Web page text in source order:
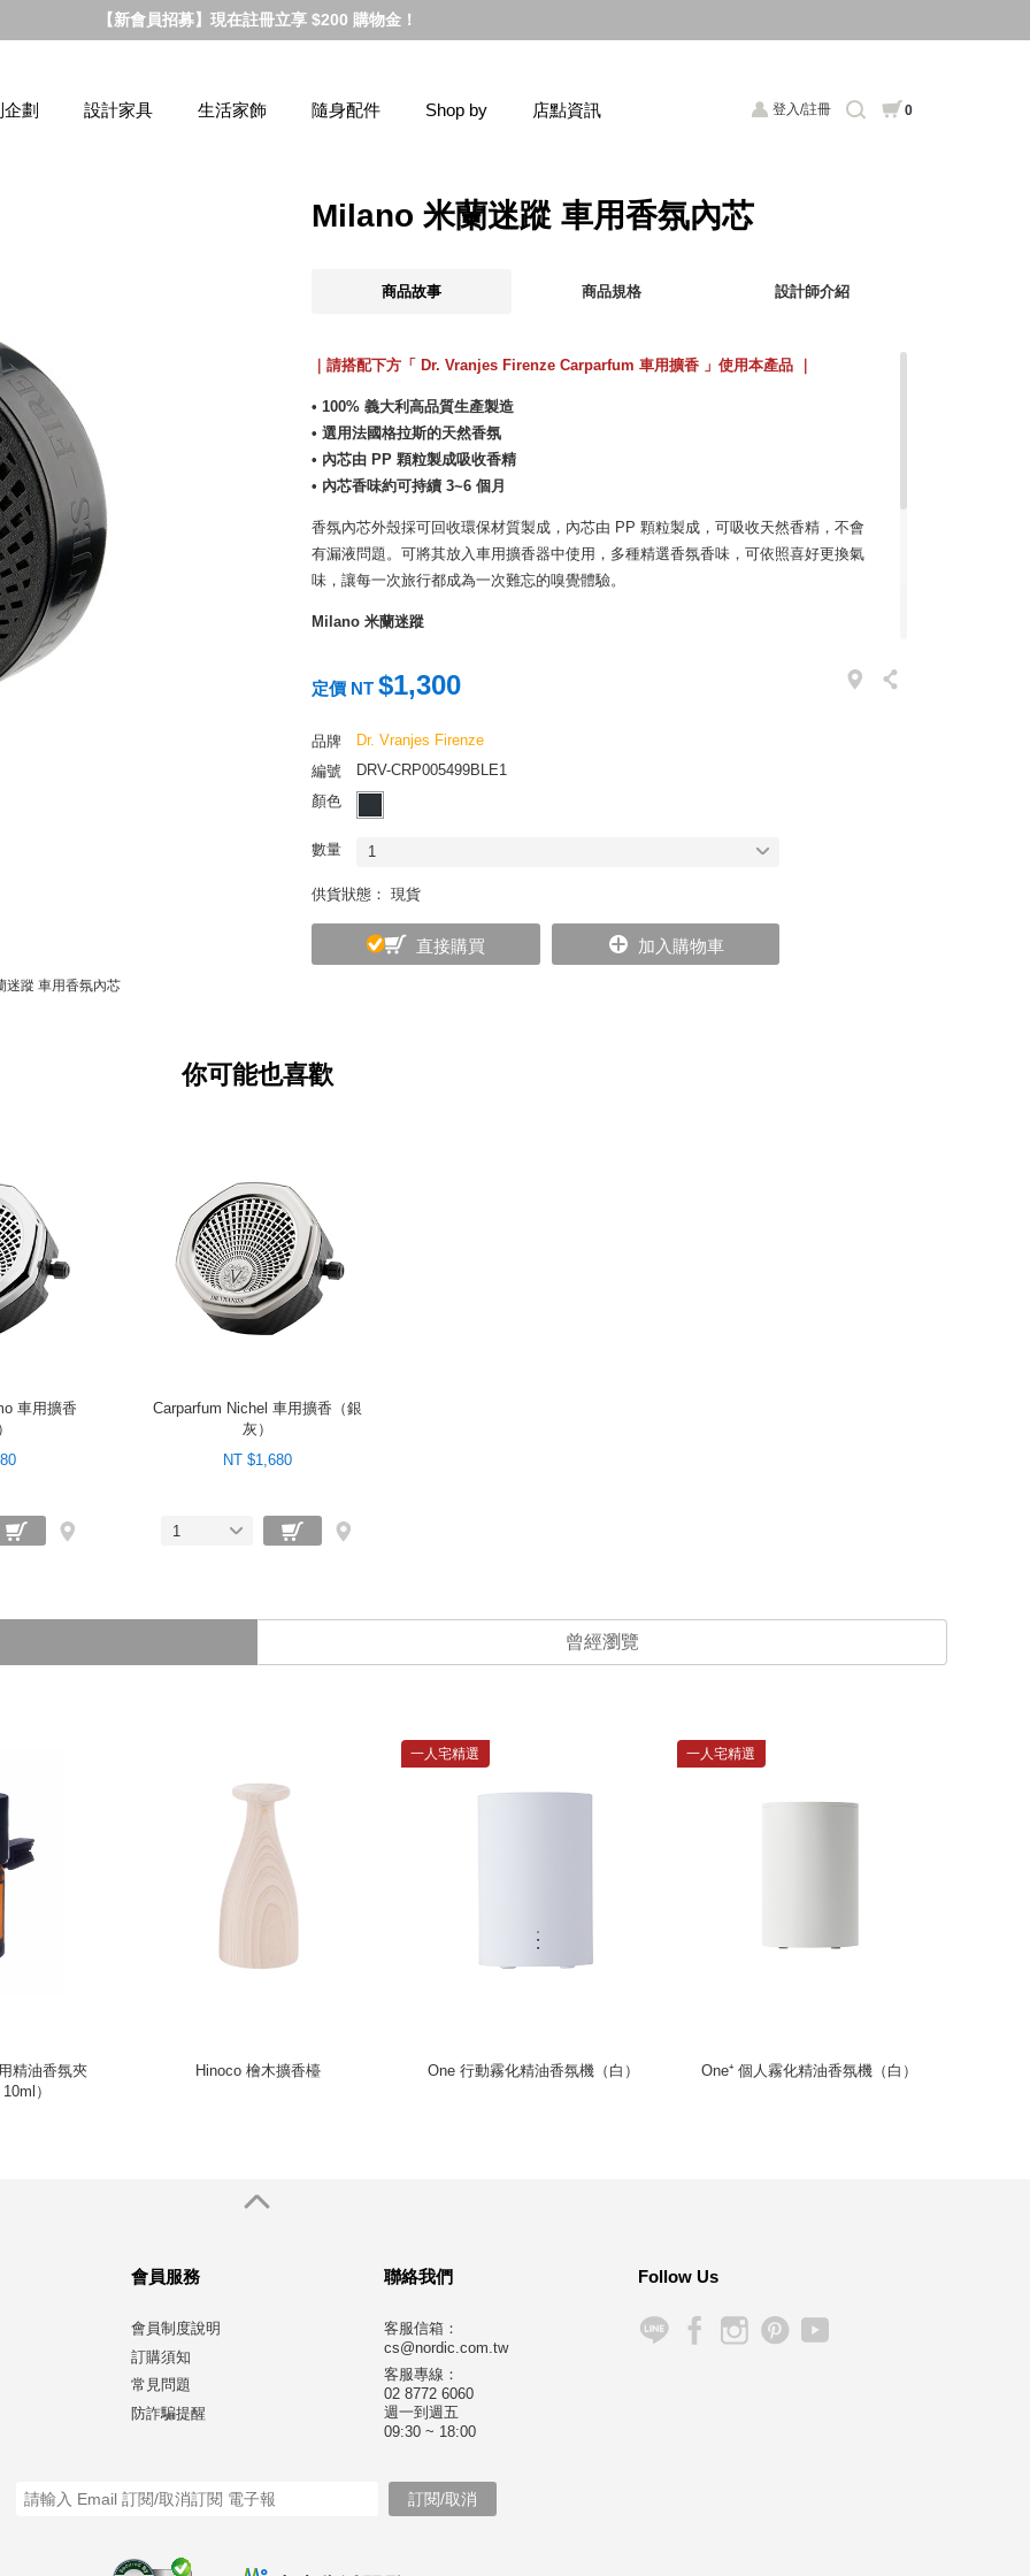
【新會員招募】現在註冊立享 $200 購物金！
登入/註冊 0
劃 設計家具 生活家飾 隨身配件 Shop by 店點資訊
迷蹤 車用香氛內芯
Milano 米蘭迷蹤 車用香氛內芯
商品故事 商品規格 設計師介紹
｜請搭配下方「 Dr. Vranjes Firenze Carparfum 車用擴香 」使用本產品 ｜
• 100% 義大利高品質生產製造
• 選用法國格拉斯的天然香氛
• 內芯由 PP 顆粒製成吸收香精
• 內芯香味約可持續 3~6 個月
香氛內芯外殼採可回收環保材質製成，內芯由 PP 顆粒製成，可吸收天然香精，不會
有漏液問題。可將其放入車用擴香器中使用，多種精選香氛香味，可依照喜好更換氣
味，讓每一次旅行都成為一次難忘的嗅覺體驗。
Milano 米蘭迷蹤
息有助於穩定緊張情緒，提振心情，同時替空間捎來明亮氛圍。
Dr. Vranjes Firenze 家族的故事，得要從他的祖父開始說起。義大利波隆那出生的
Vranjes 先生，爺爺是位喜愛香水的絲綢商人，每到世界各地經商時，總是會帶回不同
的罕見香水，珍藏在他的香氛室裡。孩提時代的 Vranjes 先生對那個房間裡飄散出的
各種奇幻香味相當著迷，許下心願總有一天要找出那些晶瑩剔透的魔法瓶，裡頭到底
藏著甚麼神秘配方。
定價 NT $1,300
品牌
Dr. Vranjes Firenze
編號
DRV-CRP005499BLE1
顏色
數量 1
供貨狀態： 現貨
直接購買 加入購物車
你可能也喜歡
車用擴香
Carparfum Nichel 車用擴香（銀
灰）
NT $1,680
1
曾經瀏覽
精油香氛夾
）
Hinoco 檜木擴香檯
一人宅精選
One 行動霧化精油香氛機（白）
一人宅精選
One⁺ 個人霧化精油香氛機（白）
會員服務
會員制度說明
訂購須知
常見問題
防詐騙提醒
聯絡我們
客服信箱：
cs@nordic.com.tw
客服專線：
02 8772 6060
週一到週五
09:30 ~ 18:00
Follow Us